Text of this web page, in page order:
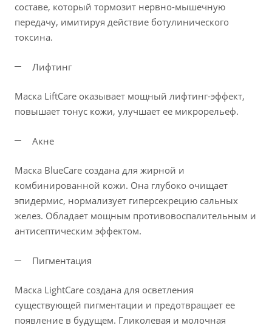
составе, который тормозит нервно-мышечную
передачу, имитируя действие ботулинического
токсина.
Лифтинг
Маска LiftCare оказывает мощный лифтинг-эффект,
повышает тонус кожи, улучшает ее микрорельеф.
Акне
Маска BlueCare создана для жирной и
комбинированной кожи. Она глубоко очищает
эпидермис, нормализует гиперсекрецию сальных
желез. Обладает мощным противовоспалительным и
антисептическим эффектом.
Пигментация
Маска LightCare создана для осветления
существующей пигментации и предотвращает ее
появление в будущем. Гликолевая и молочная